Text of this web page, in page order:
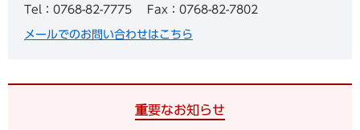
重要なお知らせ
Tel：0768-82-7775
Fax：0768-82-7802
メールでのお問い合わせはこちら